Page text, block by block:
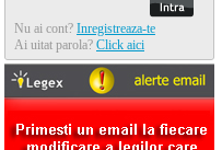
Nu ai cont? Inregistreaza-te
Ai uitat parola? Click aici